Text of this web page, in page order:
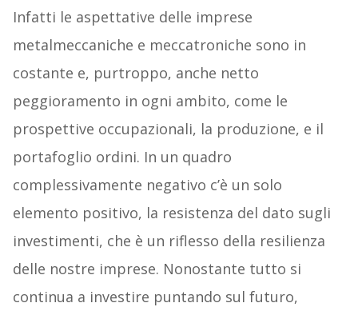
Infatti le aspettative delle imprese
metalmeccaniche e meccatroniche sono in
costante e, purtroppo, anche netto
peggioramento in ogni ambito, come le
prospettive occupazionali, la produzione, e il
portafoglio ordini. In un quadro
complessivamente negativo c’è un solo
elemento positivo, la resistenza del dato sugli
investimenti, che è un riflesso della resilienza
delle nostre imprese. Nonostante tutto si
continua a investire puntando sul futuro,